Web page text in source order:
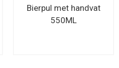
Bierpul met handvat
550ML